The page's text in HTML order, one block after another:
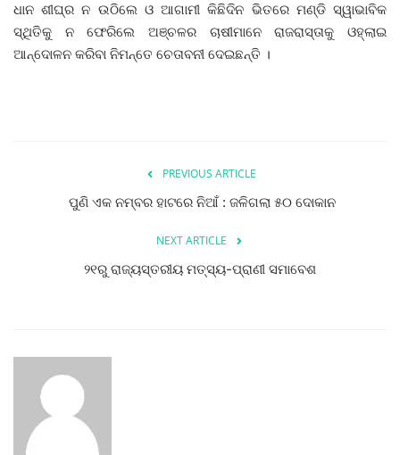
ଧାନ ଶୀଘ୍ର ନ ଉଠିଲେ ଓ ଆଗାମୀ କିଛିଦିନ ଭିତରେ ମଣ୍ଡି ସ୍ୱାଭାବିକ
ସ୍ଥିତିକୁ ନ ଫେରିଲେ ଅଞ୍ଚଳର ଚାଷୀମାନେ ରାଜରାସ୍ତାକୁ ଓହ୍ଲାଇ
ଆନ୍ଦୋଳନ କରିବା ନିମନ୍ତେ ଚେତାବନୀ ଦେଇଛନ୍ତି ।
PREVIOUS ARTICLE
ପୁଣି ଏକ ନମ୍ବର ହାଟରେ ନିଆଁ : ଜଳିଗଲା ୫୦ ଦୋକାନ
NEXT ARTICLE
୨୧ରୁ ରାଜ୍ୟସ୍ତରୀୟ ମତ୍ସ୍ୟ-ପ୍ରାଣୀ ସମାବେଶ